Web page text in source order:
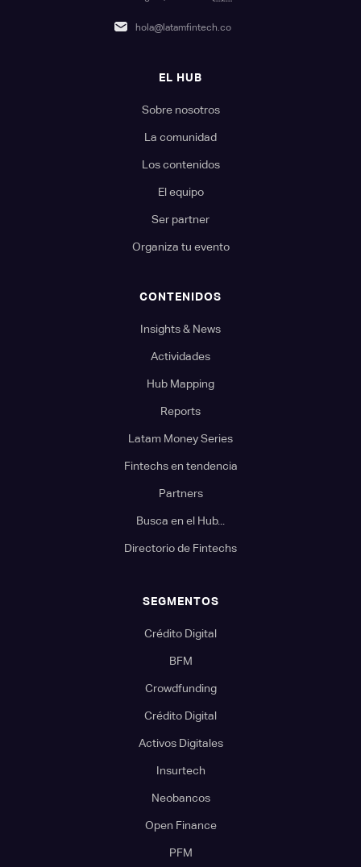
hola@latamfintech.co
EL HUB
Sobre nosotros
La comunidad
Los contenidos
El equipo
Ser partner
Organiza tu evento
CONTENIDOS
Insights & News
Actividades
Hub Mapping
Reports
Latam Money Series
Fintechs en tendencia
Partners
Busca en el Hub...
Directorio de Fintechs
SEGMENTOS
Crédito Digital
BFM
Crowdfunding
Crédito Digital
Activos Digitales
Insurtech
Neobancos
Open Finance
PFM